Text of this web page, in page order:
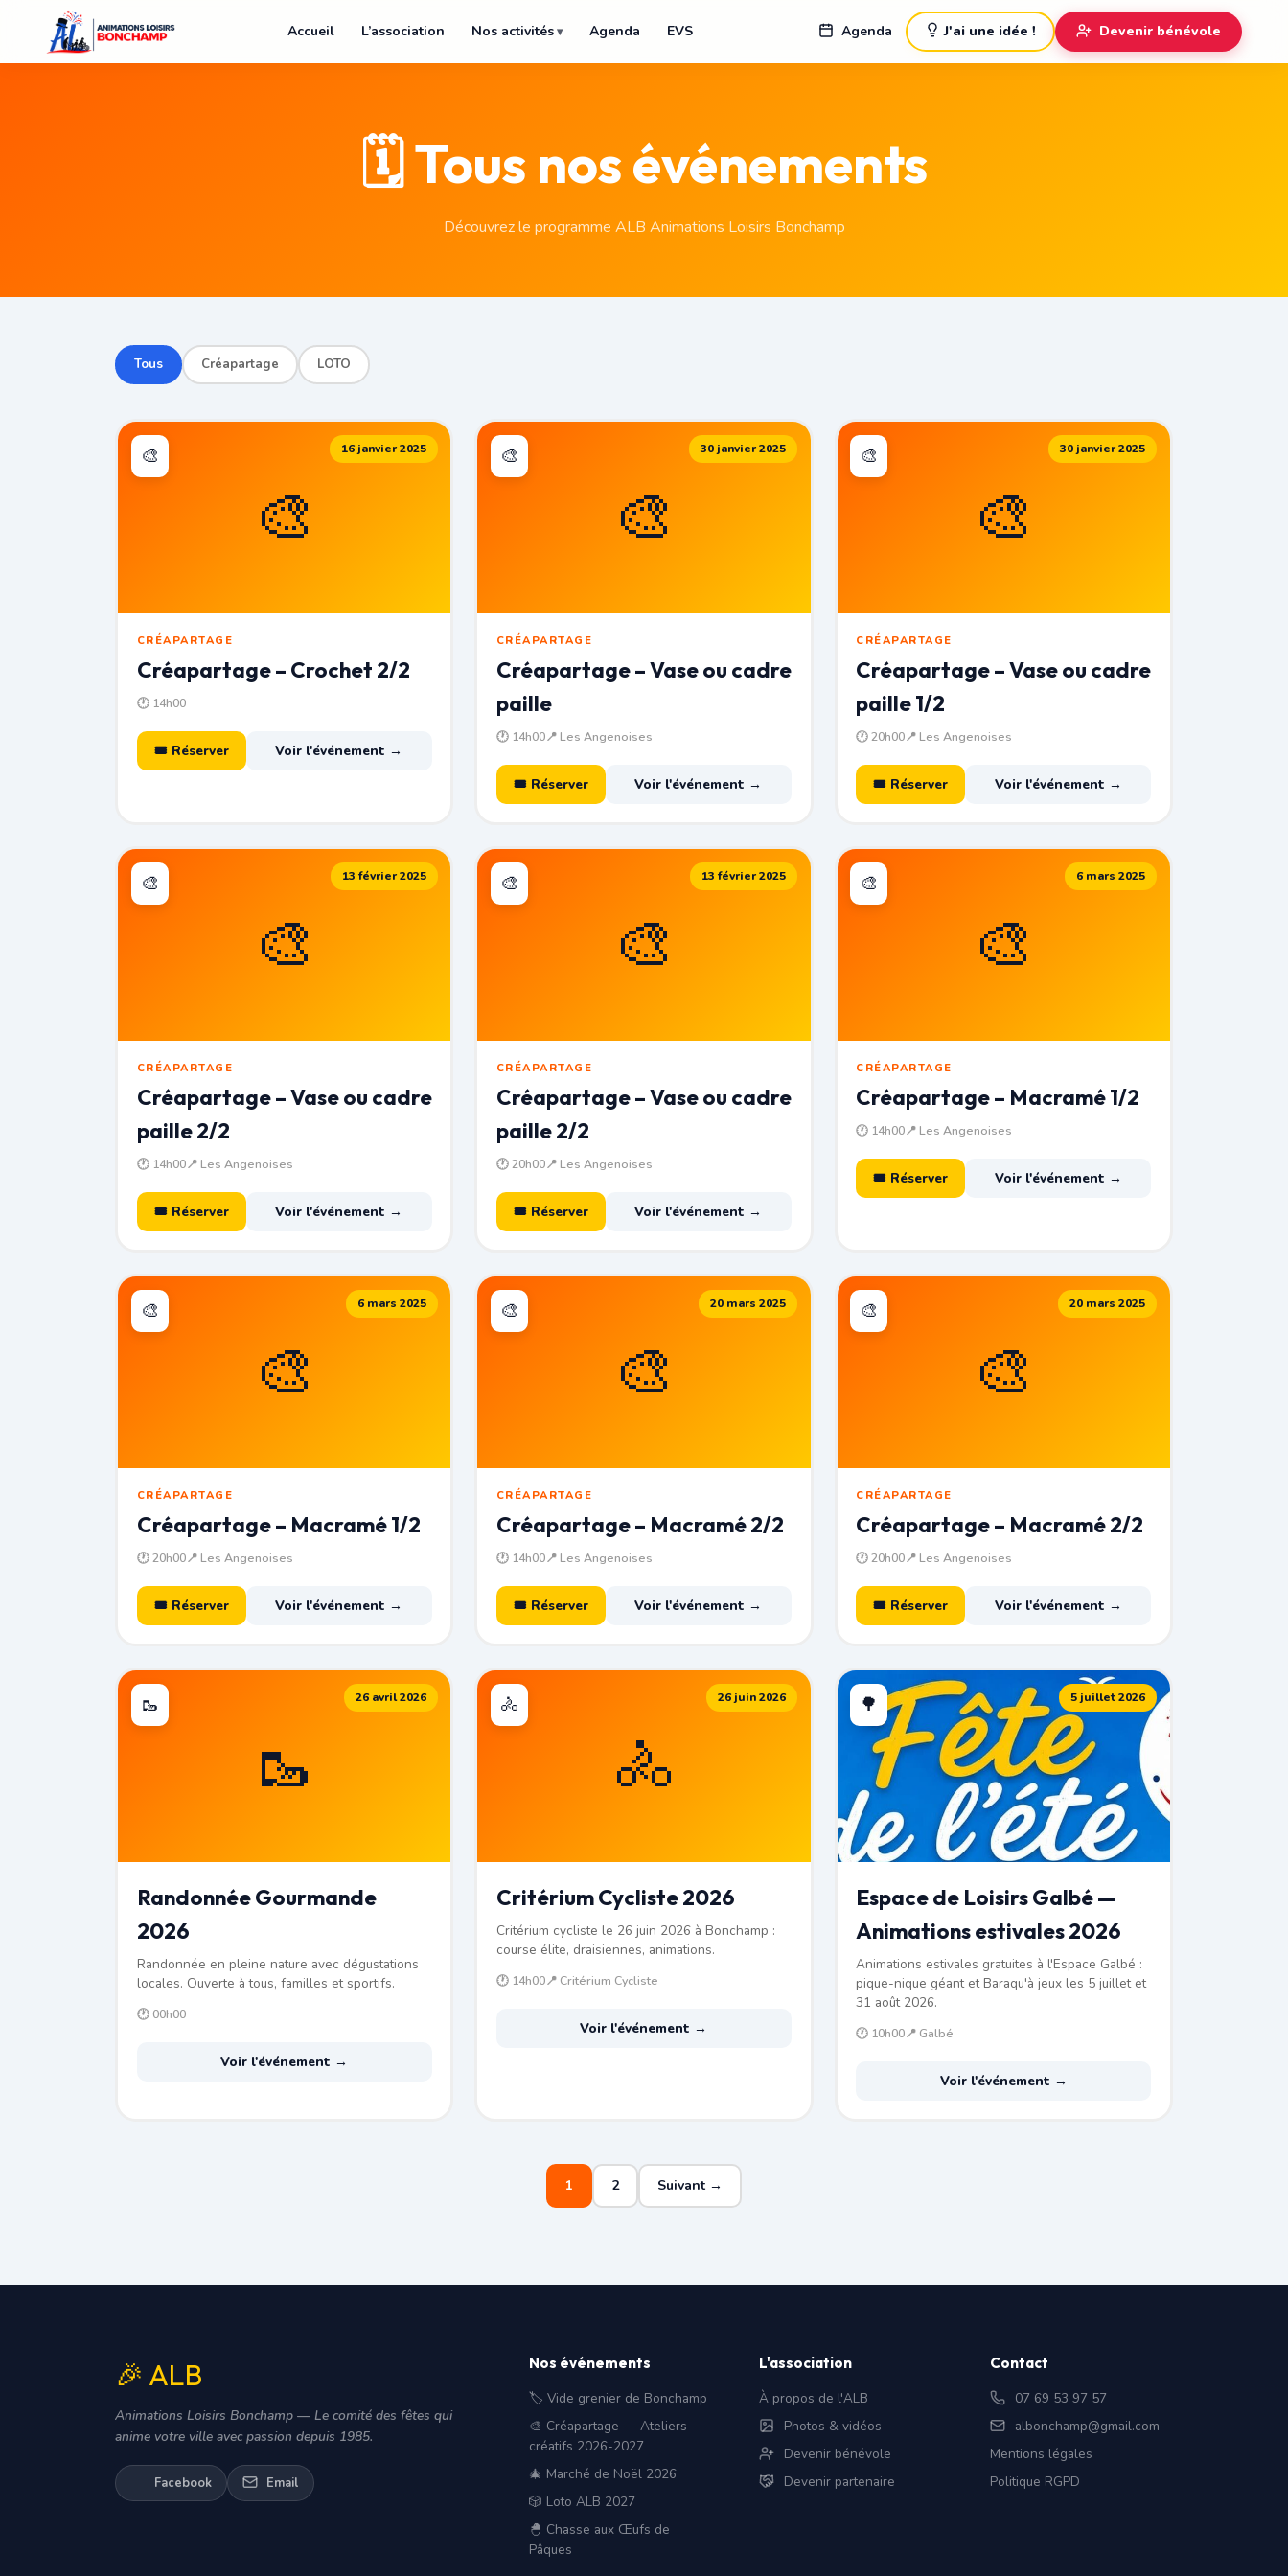
Accueil L’association Nos activités Agenda EVS Agenda J'ai une idée ! Devenir bénévole
🗓 Tous nos événements
Découvrez le programme ALB Animations Loisirs Bonchamp
Tous Créapartage LOTO
🎨
🎨 16 janvier 2025
CRÉAPARTAGE
Créapartage – Crochet 2/2
🕐 14h00
🎟 Réserver Voir l'événement →
🎨
🎨 30 janvier 2025
CRÉAPARTAGE
Créapartage – Vase ou cadre
paille
🕐 14h00📍 Les Angenoises
🎟 Réserver Voir l'événement →
🎨
🎨 30 janvier 2025
CRÉAPARTAGE
Créapartage – Vase ou cadre
paille 1/2
🕐 20h00📍 Les Angenoises
🎟 Réserver Voir l'événement →
🎨
🎨 13 février 2025
CRÉAPARTAGE
Créapartage – Vase ou cadre
paille 2/2
🕐 14h00📍 Les Angenoises
🎟 Réserver Voir l'événement →
🎨
🎨 13 février 2025
CRÉAPARTAGE
Créapartage – Vase ou cadre
paille 2/2
🕐 20h00📍 Les Angenoises
🎟 Réserver Voir l'événement →
🎨
🎨 6 mars 2025
CRÉAPARTAGE
Créapartage – Macramé 1/2
🕐 14h00📍 Les Angenoises
🎟 Réserver Voir l'événement →
🎨
🎨 6 mars 2025
CRÉAPARTAGE
Créapartage – Macramé 1/2
🕐 20h00📍 Les Angenoises
🎟 Réserver Voir l'événement →
🎨
🎨 20 mars 2025
CRÉAPARTAGE
Créapartage – Macramé 2/2
🕐 14h00📍 Les Angenoises
🎟 Réserver Voir l'événement →
🎨
🎨 20 mars 2025
CRÉAPARTAGE
Créapartage – Macramé 2/2
🕐 20h00📍 Les Angenoises
🎟 Réserver Voir l'événement →
🥾
🥾 26 avril 2026
Randonnée Gourmande
2026
Randonnée en pleine nature avec dégustations
locales. Ouverte à tous, familles et sportifs.
🕐 00h00
Voir l'événement →
🚴
🚴 26 juin 2026
Critérium Cycliste 2026
Critérium cycliste le 26 juin 2026 à Bonchamp :
course élite, draisiennes, animations.
🕐 14h00📍 Critérium Cycliste
Voir l'événement →
🌳 5 juillet 2026
Espace de Loisirs Galbé —
Animations estivales 2026
Animations estivales gratuites à l'Espace Galbé :
pique-nique géant et Baraqu'à jeux les 5 juillet et
31 août 2026.
🕐 10h00📍 Galbé
Voir l'événement →
1 2 Suivant →
🎉 ALB
Animations Loisirs Bonchamp — Le comité des fêtes qui
anime votre ville avec passion depuis 1985.
Facebook Email
Nos événements
🏷️ Vide grenier de Bonchamp
🎨 Créapartage — Ateliers
créatifs 2026-2027
🎄 Marché de Noël 2026
🎲 Loto ALB 2027
🐣 Chasse aux Œufs de
Pâques
L'association
À propos de l'ALB
Photos & vidéos
Devenir bénévole
Devenir partenaire
Contact
07 69 53 97 57
albonchamp@gmail.com
Mentions légales
Politique RGPD